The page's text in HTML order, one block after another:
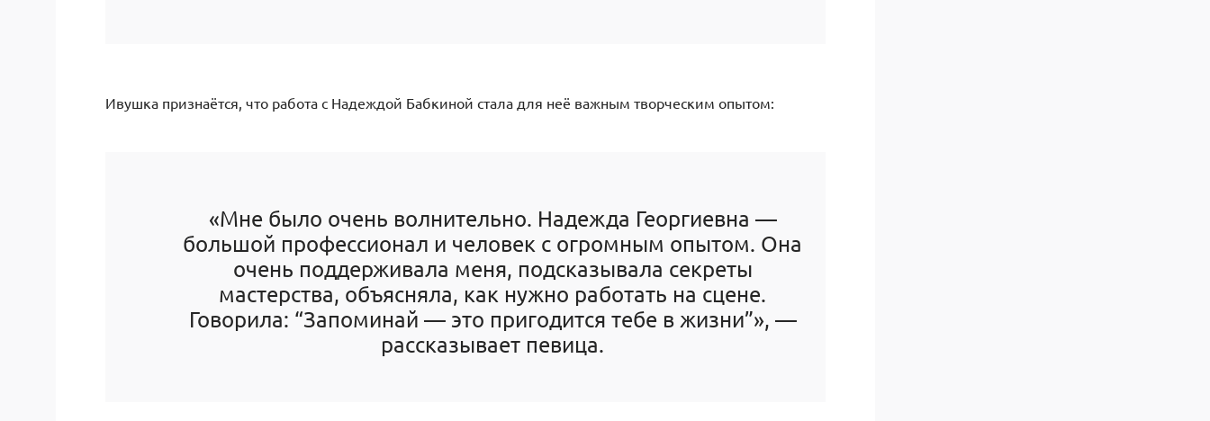
Ивушка признаётся, что работа с Надеждой Бабкиной стала для неё важным творческим опытом:
«Мне было очень волнительно. Надежда Георгиевна —
большой профессионал и человек с огромным опытом. Она
очень поддерживала меня, подсказывала секреты
мастерства, объясняла, как нужно работать на сцене.
Говорила: “Запоминай — это пригодится тебе в жизни”», —
рассказывает певица.